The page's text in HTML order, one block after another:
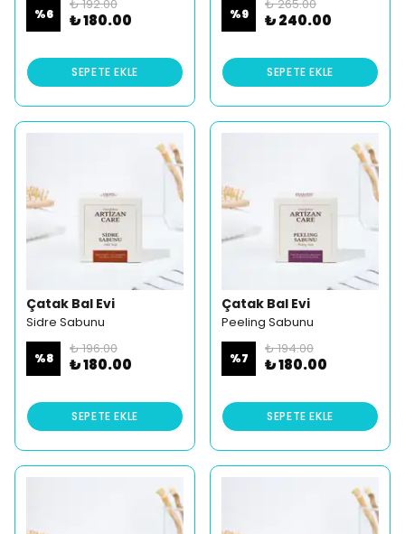
%6
₺ 192.00
₺ 180.00
SEPETE EKLE
%9
₺ 265.00
₺ 240.00
SEPETE EKLE
Çatak Bal Evi
Sidre Sabunu
%8
₺ 196.00
₺ 180.00
SEPETE EKLE
Çatak Bal Evi
Peeling Sabunu
%7
₺ 194.00
₺ 180.00
SEPETE EKLE